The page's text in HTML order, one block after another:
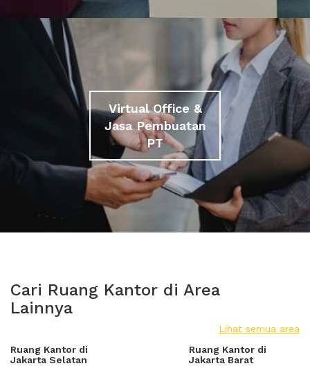
Virtual Office &
Jasa Pembuatan
PT
Cari Ruang Kantor di Area
Lainnya
Lihat semua area
Ruang Kantor di
Jakarta Selatan
Ruang Kantor di
Jakarta Barat